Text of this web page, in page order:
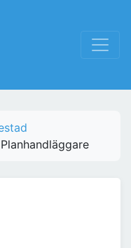
Planhandläggare